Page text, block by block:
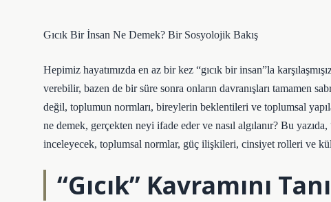
Gıcık Bir İnsan Ne Demek? Bir Sosyolojik Bakış
Hepimiz hayatımızda en az bir kez “gıcık bir insan”la
verebilir, bazen de bir süre sonra onların davranışları tamamen
değil, toplumun normları, bireylerin beklentileri ve toplumsal
ne demek, gerçekten neyi ifade eder ve nasıl algılanır? Bu
inceleyecek, toplumsal normlar, güç ilişkileri, cinsiyet rolleri ve
“Gıcık” Kavramını